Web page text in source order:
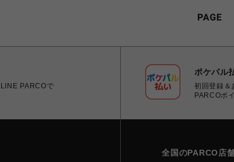
PARCOで
ポケパル
初回登録＆
PARCOポ
全国のPARCO店